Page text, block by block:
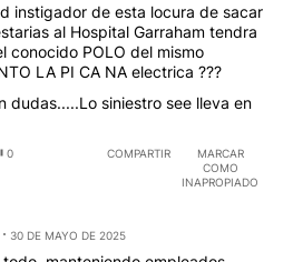
instigador de esta locura de sacar
al Hospital Garraham tendra
conocido POLO del mismo
LA PI CA NA electrica ???
dudas.....Lo siniestro see lleva en
0 COMPARTIR
MARCAR
COMO
INAPROPIADO
30 DE MAYO DE 2025